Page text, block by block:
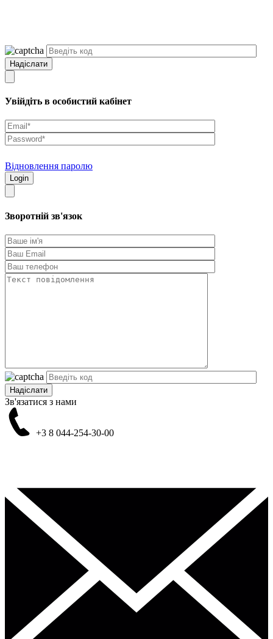
Увійдіть в особистий кабінет
Відновлення паролю
Зворотній зв'язок
Зв'язатися з нами
+3 8 044-254-30-00